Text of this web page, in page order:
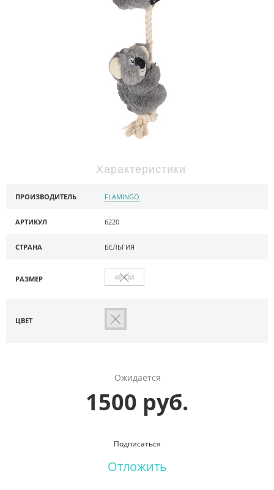
Характеристики
ПРОИЗВОДИТЕЛЬ FLAMINGO
АРТИКУЛ 6220
СТРАНА БЕЛЬГИЯ
РАЗМЕР 40 СМ
ЦВЕТ
Ожидается
1500 руб.
Подписаться
Отложить